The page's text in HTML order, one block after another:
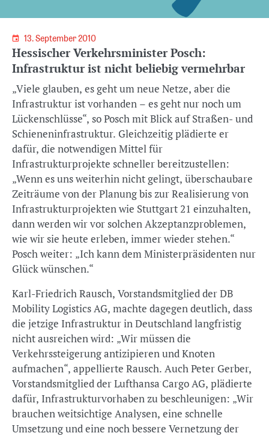
13. September 2010
Hessischer Verkehrsminister Posch:
Infrastruktur ist nicht beliebig vermehrbar
„Viele glauben, es geht um neue Netze, aber die
Infrastruktur ist vorhanden – es geht nur noch um
Lückenschlüsse“, so Posch mit Blick auf Straßen- und
Schieneninfrastruktur. Gleichzeitig plädierte er
dafür, die notwendigen Mittel für
Infrastrukturprojekte schneller bereitzustellen:
„Wenn es uns weiterhin nicht gelingt, überschaubare
Zeiträume von der Planung bis zur Realisierung von
Infrastrukturprojekten wie Stuttgart 21 einzuhalten,
dann werden wir vor solchen Akzeptanzproblemen,
wie wir sie heute erleben, immer wieder stehen.“
Posch weiter: „Ich kann dem Ministerpräsidenten nur
Glück wünschen.“
Karl-Friedrich Rausch, Vorstandsmitglied der DB
Mobility Logistics AG, machte dagegen deutlich, dass
die jetzige Infrastruktur in Deutschland langfristig
nicht ausreichen wird: „Wir müssen die
Verkehrssteigerung antizipieren und Knoten
aufmachen“, appellierte Rausch. Auch Peter Gerber,
Vorstandsmitglied der Lufthansa Cargo AG, plädierte
dafür, Infrastrukturvorhaben zu beschleunigen: „Wir
brauchen weitsichtige Analysen, eine schnelle
Umsetzung und eine noch bessere Vernetzung der